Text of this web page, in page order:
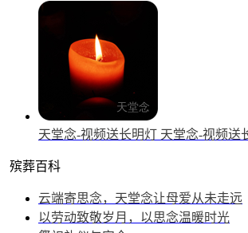
天堂念-视频送长明灯 天堂念-视频送
殡葬百科
云端寄思念，天堂念让母爱从未走远
以劳动致敬岁月，以思念温暖时光